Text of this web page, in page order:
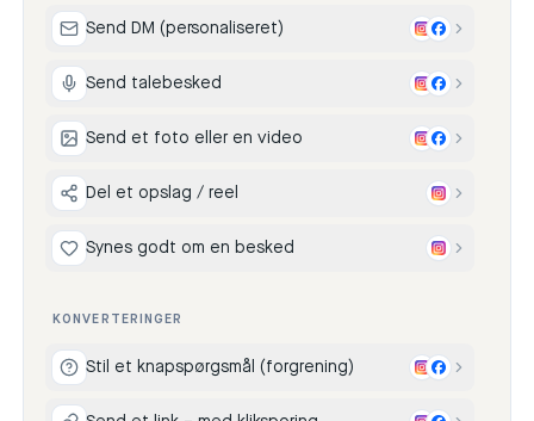
Send DM (personaliseret)
Send talebesked
Send et foto eller en video
Del et opslag / reel
Synes godt om en besked
KONVERTERINGER
Stil et knapspørgsmål (forgrening)